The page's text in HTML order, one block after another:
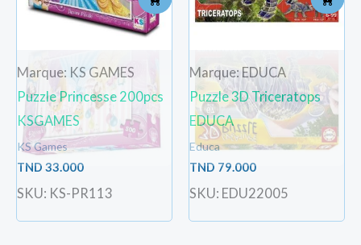
Marque: KS GAMES
Puzzle Princesse 200pcs
KSGAMES
KS Games
TND 33.000
SKU: KS-PR113
Marque: EDUCA
Puzzle 3D Triceratops
EDUCA
Educa
TND 79.000
SKU: EDU22005